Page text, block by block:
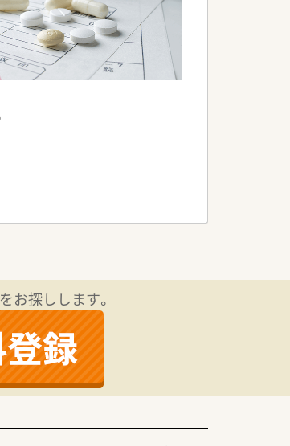
動分包機や、散剤鑑査シ
です。
オススメです。
お探しします。